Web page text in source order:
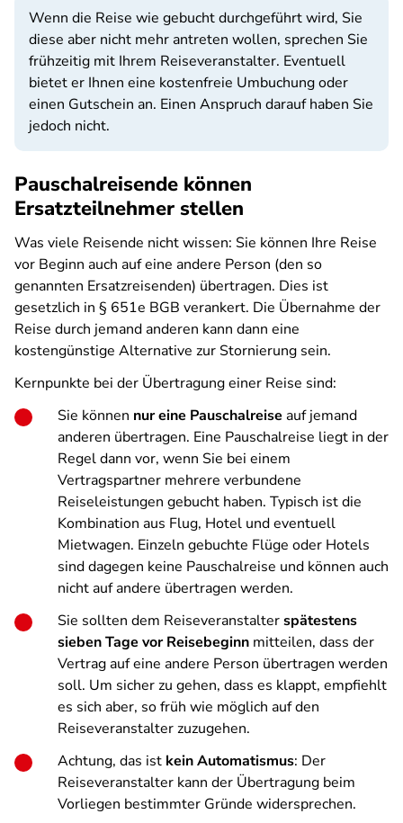
Wenn die Reise wie gebucht durchgeführt wird, Sie
diese aber nicht mehr antreten wollen, sprechen Sie
frühzeitig mit Ihrem Reiseveranstalter. Eventuell
bietet er Ihnen eine kostenfreie Umbuchung oder
einen Gutschein an. Einen Anspruch darauf haben Sie
jedoch nicht.
Pauschalreisende können
Ersatzteilnehmer stellen
Was viele Reisende nicht wissen: Sie können Ihre Reise
vor Beginn auch auf eine andere Person (den so
genannten Ersatzreisenden) übertragen. Dies ist
gesetzlich in § 651e BGB verankert. Die Übernahme der
Reise durch jemand anderen kann dann eine
kostengünstige Alternative zur Stornierung sein.
Kernpunkte bei der Übertragung einer Reise sind:
Sie können nur eine Pauschalreise auf jemand
anderen übertragen. Eine Pauschalreise liegt in der
Regel dann vor, wenn Sie bei einem
Vertragspartner mehrere verbundene
Reiseleistungen gebucht haben. Typisch ist die
Kombination aus Flug, Hotel und eventuell
Mietwagen. Einzeln gebuchte Flüge oder Hotels
sind dagegen keine Pauschalreise und können auch
nicht auf andere übertragen werden.
Sie sollten dem Reiseveranstalterspätestens
sieben Tage vor Reisebeginn mitteilen, dass der
Vertrag auf eine andere Person übertragen werden
soll. Um sicher zu gehen, dass es klappt, empfiehlt
es sich aber, so früh wie möglich auf den
Reiseveranstalter zuzugehen.
Achtung, das ist kein Automatismus: Der
Reiseveranstalter kann der Übertragung beim
Vorliegen bestimmter Gründe widersprechen.